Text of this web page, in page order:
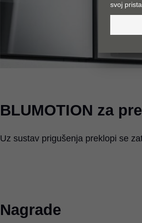
BLUMOTION za
Uz sustav prigušenja preklopi se
Zahvaljujući mehanizmu
Ladice i izvlačenja zatvaraju se
Kod spojnica bez uključene opcije
Nagrade